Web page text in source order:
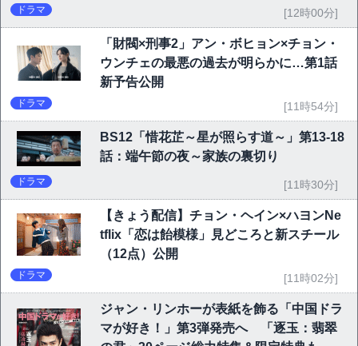
ドラマ [12時00分]
「財閥×刑事2」アン・ボヒョン×チョン・
ウンチェの最悪の過去が明らかに…第1話
新予告公開
ドラマ [11時54分]
BS12「惜花芷～星が照らす道～」第13-18
話：端午節の夜～家族の裏切り
ドラマ [11時30分]
【きょう配信】チョン・ヘイン×ハヨンNe
tflix「恋は飴模様」見どころと新スチール
（12点）公開
ドラマ [11時02分]
ジャン・リンホーが表紙を飾る「中国ドラ
マが好き！」第3弾発売へ 「逐玉：翡翠